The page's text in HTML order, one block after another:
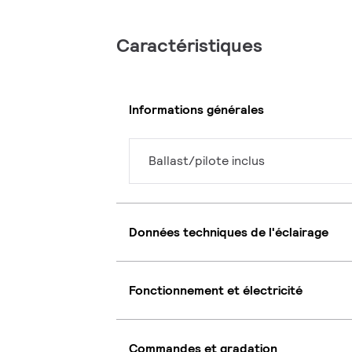
Caractéristiques
Informations générales
Ballast/pilote inclus
Données techniques de l'éclairage
Fonctionnement et électricité
Commandes et gradation